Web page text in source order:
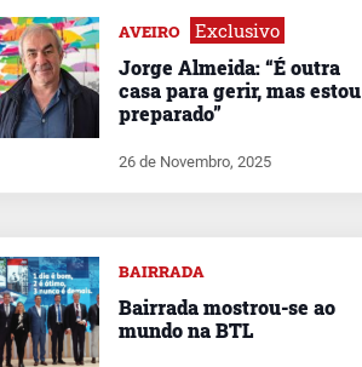
AVEIRO Exclusivo
Jorge Almeida: “É outra
casa para gerir, mas estou
preparado”
26 de Novembro, 2025
BAIRRADA
Bairrada mostrou-se ao
mundo na BTL